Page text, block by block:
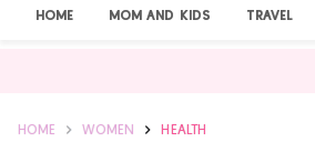
HOME MOM AND KIDS TRAVEL
HOME WOMEN HEALTH